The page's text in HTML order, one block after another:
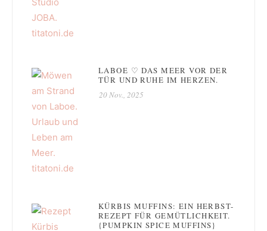
LABOE ♡ DAS MEER VOR DER
TÜR UND RUHE IM HERZEN.
20 Nov., 2025
KÜRBIS MUFFINS: EIN HERBST-
REZEPT FÜR GEMÜTLICHKEIT.
{PUMPKIN SPICE MUFFINS}